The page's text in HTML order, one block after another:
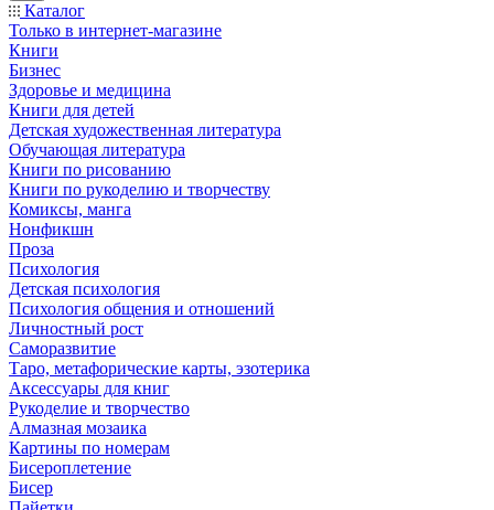
Каталог
Только в интернет-магазине
Книги
Бизнес
Здоровье и медицина
Книги для детей
Детская художественная литература
Обучающая литература
Книги по рисованию
Книги по рукоделию и творчеству
Комиксы, манга
Нонфикшн
Проза
Психология
Детская психология
Психология общения и отношений
Личностный рост
Саморазвитие
Таро, метафорические карты, эзотерика
Аксессуары для книг
Рукоделие и творчество
Алмазная мозаика
Картины по номерам
Бисероплетение
Бисер